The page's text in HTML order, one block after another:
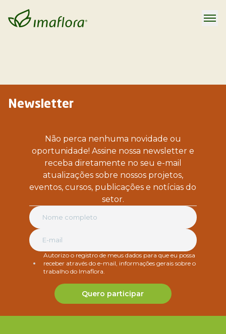
Newsletter
Não perca nenhuma novidade ou
oportunidade! Assine nossa newsletter e
receba diretamente no seu e-mail
atualizações sobre nossos projetos,
eventos, cursos, publicações e notícias do
setor.
Autorizo o registro de meus dados para que eu possa
receber através do e-mail, informações gerais sobre o
trabalho do Imaflora.
Quero participar